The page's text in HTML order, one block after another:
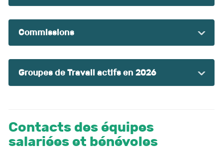
Commissions
Groupes de Travail actifs en 2026
Contacts des équipes
salariées et bénévoles